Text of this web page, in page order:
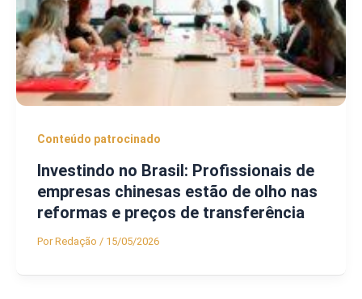
Conteúdo patrocinado
Investindo no Brasil: Profissionais de
empresas chinesas estão de olho nas
reformas e preços de transferência
PorRedação / 15/05/2026